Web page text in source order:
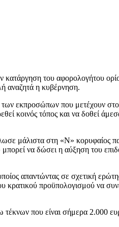
του αφορολογήτου
αναζητά η κυβέρνηση.
των εκπροσώπων που μετέχουν
κοινός τόπος και να δοθεί
μάλιστα στη «Ν» κορυφαίος
μπορεί να δώσει η αύξηση του
απαντώντας σε σχετική
κρατικού προϋπολογισμού να
τέκνων που είναι σήμερα 2.000